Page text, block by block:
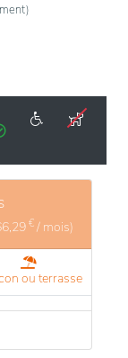
€ / mois)
ou terrasse